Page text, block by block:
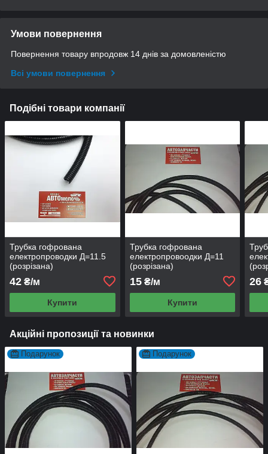
Умови повернення
Повернення товару впродовж 14 днів за домовленістю
Всі умови повернення
Подібні товари компанії
Трубка гофрована
електропроводки Д=11.5
(розрізана)
42 ₴/м
Купити
Трубка гофрована
електропровоодки Д=11
(розрізана)
15₴/м
Купити
26
Акційні пропозиції та новинки
Подарунок Подарунок